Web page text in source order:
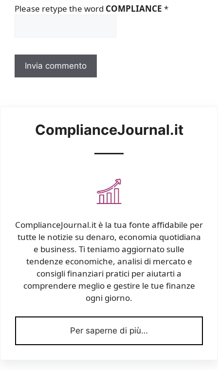
Please retype the word COMPLIANCE *
ComplianceJournal.it
ComplianceJournal.it è la tua fonte affidabile per
tutte le notizie su denaro, economia quotidiana
e business. Ti teniamo aggiornato sulle
tendenze economiche, analisi di mercato e
consigli finanziari pratici per aiutarti a
comprendere meglio e gestire le tue finanze
ogni giorno.
Per saperne di più…